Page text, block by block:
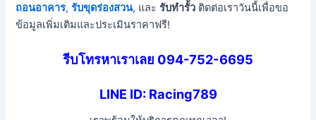
ถอนอาคาร,รับขุดร่องสวน, และรับทำรั้ว ติดต่อเราวันนี้เพื่อขอ
ข้อมูลเพิ่มเติมและประเมินราคาฟรี!
รีบโทรหาเราเลย 094-752-6695
LINE ID: Racing789